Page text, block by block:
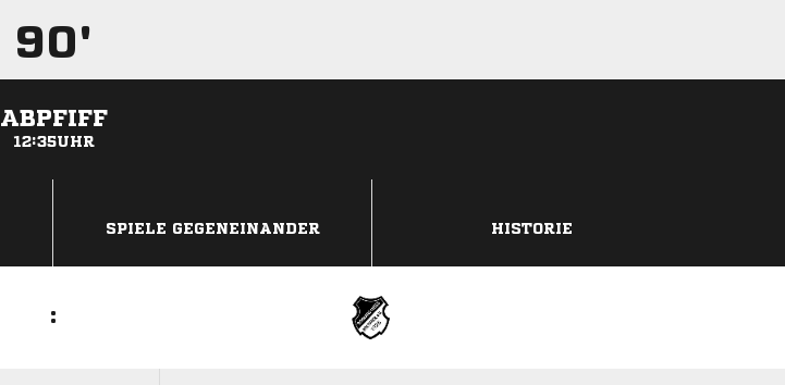
90'
ABPFIFF
12:35UHR
SPIELE GEGENEINANDER HISTORIE
: